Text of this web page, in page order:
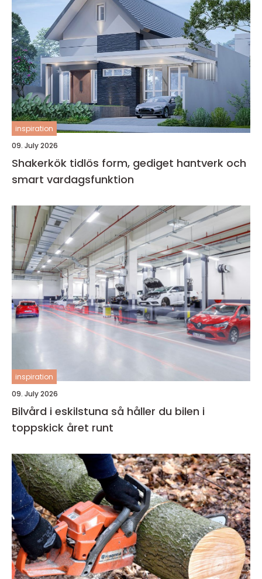
inspiration
09. July 2026
Shakerkök tidlös form, gediget hantverk och
smart vardagsfunktion
inspiration
09. July 2026
Bilvård i eskilstuna så håller du bilen i
toppskick året runt